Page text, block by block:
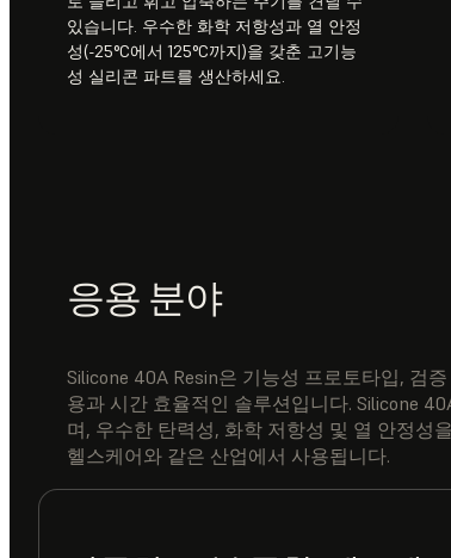
있습니다. 우수한 화학 저항성과 열 안정
성(-25°C에서 125°C까지)을 갖춘 고기능
성 실리콘 파트를 생산하세요.
응용 분야
Silicone 40A Resin은 기능성 프로토타입, 검
용과 시간 효율적인 솔루션입니다. Silicone
며, 우수한 탄력성, 화학 저항성 및 열 안정성
헬스케어와 같은 산업에서 사용됩니다.